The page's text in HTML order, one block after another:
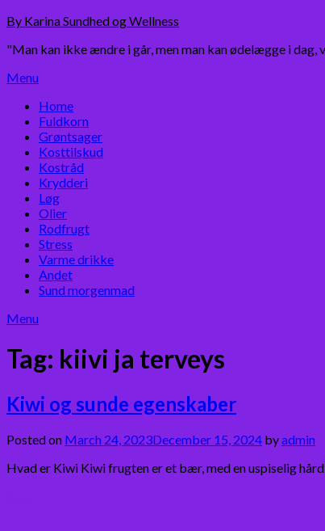
Skip
content
By Karina Sundhed og Wellness
"Man kan ikke ændre i går, men man kan ødelægge i
Menu
Home
Fuldkorn
Grøntsager
Kosttilskud
Kostråd
Krydderi
Løg
Olier
Rodfrugt
Stress
Varme drikke
Andet
Sund morgenmad
Menu
Tag: kiivi ja terveys
Kiwi og sunde egenskaber
Posted on March 24, 2023December 15, 2024 byadmin
Hvad er Kiwi Kiwi frugten er et bær, med en uspiselig